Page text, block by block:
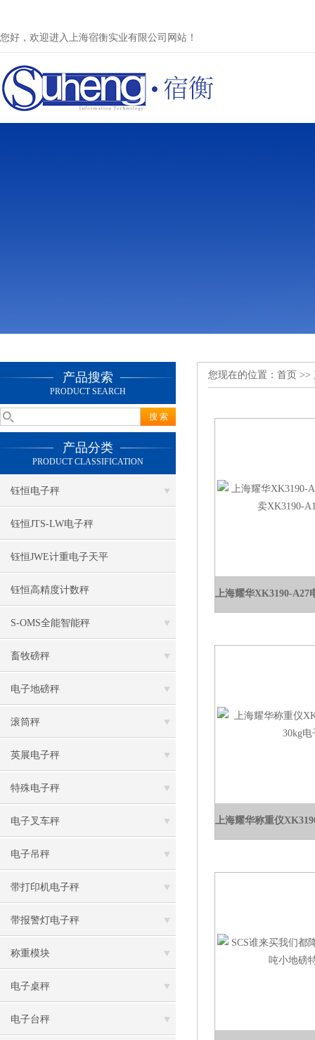
您好，欢迎进入上海宿衡实业有限公司网站！
产品搜索
PRODUCT SEARCH
产品分类
PRODUCT CLASSIFICATION
钰恒电子秤
钰恒JTS-LW电子秤
钰恒JWE计重电子天平
钰恒高精度计数秤
S-OMS全能智能秤
畜牧磅秤
电子地磅秤
滚筒秤
英展电子秤
特殊电子秤
电子叉车秤
电子吊秤
带打印机电子秤
带报警灯电子秤
称重模块
电子桌秤
电子台秤
您现在的位置： 首页 >>